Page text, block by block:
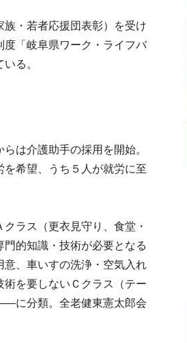
・若者応援団表彰）を受け
度「岐阜県ワーク・ライフバ
る。
は介護助手の採用を開始。
希望、うち５人が就労に至
ラス（更衣見守り、食堂・
的知識・技術が必要となる
意、車いすの洗浄・空気入れ
を要しないＣクラス（テー
に分類。全老健東憲太郎会